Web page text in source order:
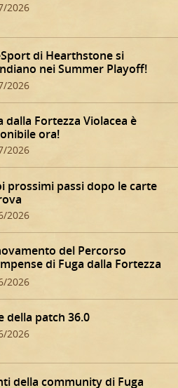
2026
di Hearthstone si
nei Summer Playoff!
2026
dalla Fortezza Violacea è
ora!
2026
prossimi passi dopo le carte
2026
del Percorso
di Fuga dalla Fortezza
2026
della patch 36.0
2026
della community di Fuga